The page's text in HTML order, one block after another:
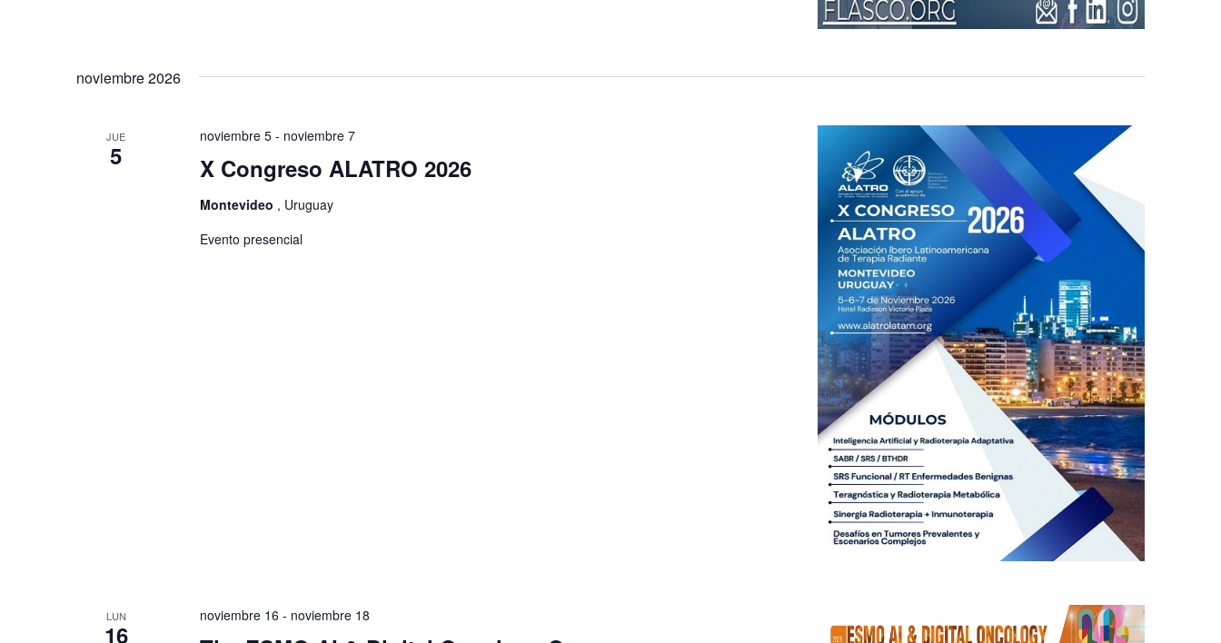
noviembre 2026
JUE
5 X Congreso ALATRO 2026
noviembre 5- noviembre 7
Montevideo , Uruguay
Evento presencial
LUN
16
noviembre 16 - noviembre 18